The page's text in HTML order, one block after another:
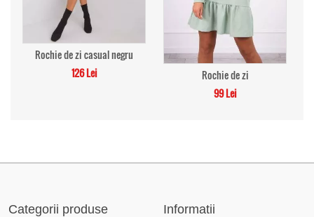
Rochie de zi casual negru
126 Lei
Rochie de zi
99 Lei
Categorii produse Informatii